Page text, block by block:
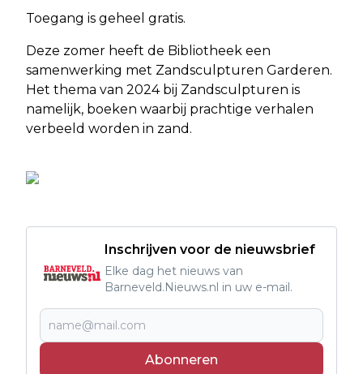
Toegang is geheel gratis.
Deze zomer heeft de Bibliotheek een
samenwerking met Zandsculpturen Garderen.
Het thema van 2024 bij Zandsculpturen is
namelijk, boeken waarbij prachtige verhalen
verbeeld worden in zand.
Inschrijven voor de nieuwsbrief
Elke dag het nieuws van
Barneveld.Nieuws.nl in uw e-mail.
Abonneren